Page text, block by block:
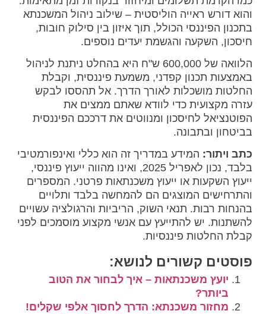
והוא דורש ראייה הוליסטית – שילוב ניהול המשכנתא
בתכנון הפיננסי הכולל, תוך איזון בין סילוק חובות,
חיסכון, השקעה והגשמת יעדים נוספים.
הלוואה של 600,000 ש"ח היא בהחלט ניתנת לניהול
באמצעות תכנון קפדני, משמעת פיננסית, וקבלת
החלטות מושכלות לאורך הדרך. אל תהססו לבקש
עזרה מקצועית כדי לוודא שאתם ממצים את
הפוטנציאל לחיסכון ומנווטים את דרככם הפיננסית
בביטחון ובתבונה.
כתב ויתור: המידע במדריך זה הוא כללי ואינפורמטיבי
בלבד, נכון לאפריל 2025, ואינו מהווה ייעוץ פיננסי,
ייעוץ השקעות או ייעוץ משכנתאות פרטני. המספרים
והתרחישים המוצגים הם להמחשה בלבד ותלויים
בהנחות רבות. תנאי השוק, הריביות והרגולציה עשויים
להשתנות. יש להתייעץ עם אנשי מקצוע מוסמכים לפני
קבלת החלטות פיננסיות.
פוסטים קשורים לנושא:
יועץ משכנתאות – איך לבחור את הטוב
ביותר?
מחזור משכנתא: הדרך לחסוך אלפי שקלים!